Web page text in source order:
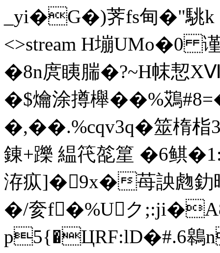
_yi�G�)荠fs甸�"駣k
<>stream H塴UMo�0
�8n庹眱腨�?~H帓恝
�$爚涂撙櫸��%鴱
�,��.%cqv3q�筮楕
錬+躒 緼笩旕篂 �6鲯
洊疭]�9x�苺詇虝釛
�/奒f�%Uク
p5{�ЦRF:lD�#.6鷎n